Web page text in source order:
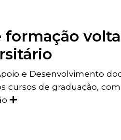
e Desenvolvimento
cursos de graduação,